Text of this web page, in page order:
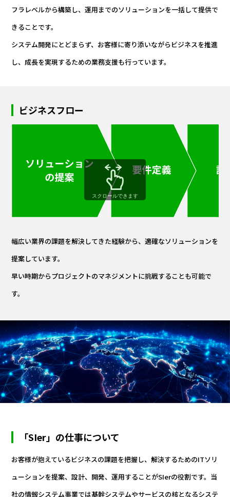
フラレベルから構築し、運用までのソリューションを一括して提供で
きることです。
システム開発にとどまらず、お客様に寄り添いながらビジネスを推進
し、成長を実現するための業務支援も行っています。
ビジネスフロー
スクロールできます
幅広い業界の課題を解決してきた経験から、適確なソリューションを
提案しています。
早い時期からプロジェクトのマネジメントに挑戦することも可能で
す。
「SIer」の仕事について
お客様が抱えているビジネスの課題を把握し、解決するためのITソリ
ューションを提案、設計、開発、運用することがSIerの役割です。当
社の情報システム事業では基幹システムやサービスの核となるシステ